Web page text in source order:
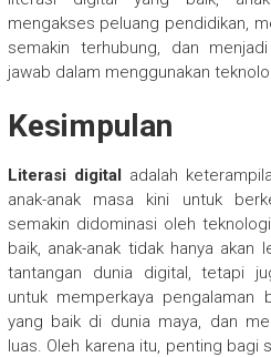
mengakses peluang pendidikan,
semakin terhubung, dan
jawab dalam menggunakan
Kesimpulan
Literasi digital adalah
anak-anak masa kini untuk
semakin didominasi oleh
baik, anak-anak tidak hanya akan
tantangan dunia digital, tetapi
untuk memperkaya pengalaman
yang baik di dunia maya, dan
luas. Oleh karena itu, penting bagi